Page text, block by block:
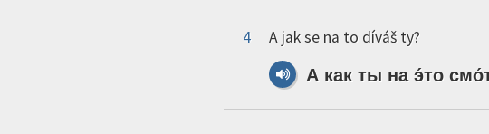
4
A jak se na to díváš ty?
А как ты на э́то